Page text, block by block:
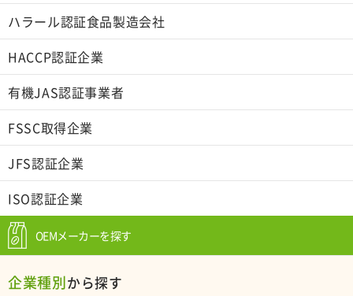
ハラール認証食品製造会社
HACCP認証企業
有機JAS認証事業者
FSSC取得企業
JFS認証企業
ISO認証企業
OEMメーカーを探す
企業種別から探す